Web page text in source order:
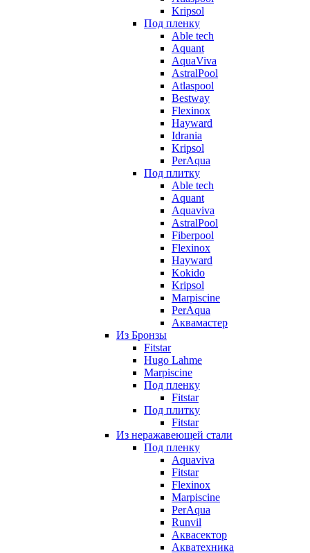
Kripsol
Под пленку
Able tech
Aquant
AquaViva
AstralPool
Atlaspool
Bestway
Flexinox
Hayward
Idrania
Kripsol
PerAqua
Под плитку
Able tech
Aquant
Aquaviva
AstralPool
Fiberpool
Flexinox
Hayward
Kokido
Kripsol
Marpiscine
PerAqua
Аквамастер
Из Бронзы
Fitstar
Hugo Lahme
Marpiscine
Под пленку
Fitstar
Под плитку
Fitstar
Из неражавеющей стали
Под пленку
Aquaviva
Fitstar
Flexinox
Marpiscine
PerAqua
Runvil
Аквасектор
Акватехника